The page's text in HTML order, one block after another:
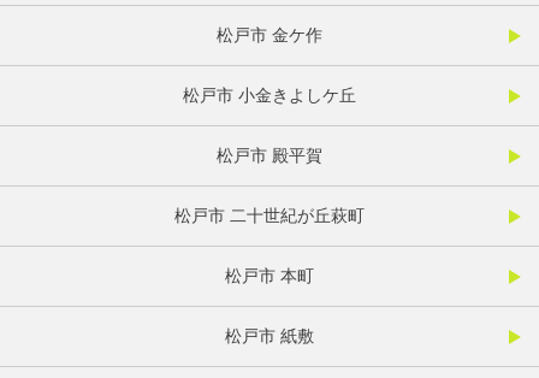
松戸市 金ケ作
松戸市 小金きよしケ丘
松戸市 殿平賀
松戸市 二十世紀が丘萩町
松戸市 本町
松戸市 紙敷